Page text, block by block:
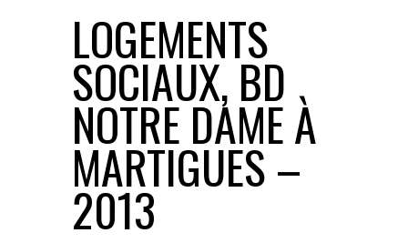
LOGEMENTS
SOCIAUX, BD
NOTRE DAME À
MARTIGUES –
2013